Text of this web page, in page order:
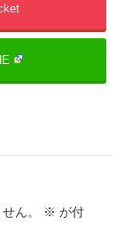
ん。 ※ が付